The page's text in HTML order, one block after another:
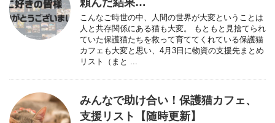
こんなご時世の中、人間の世界が大変ということは
人と共存関係にある猫も大変。 もともと見捨てられ
ていた保護猫たちを救って育ててくれている保護猫
カフェも大変と思い、4月3日に物資の支援先まとめ
リスト（まと ...
みんなで助け合い！保護猫カフェ、
支援リスト【随時更新】